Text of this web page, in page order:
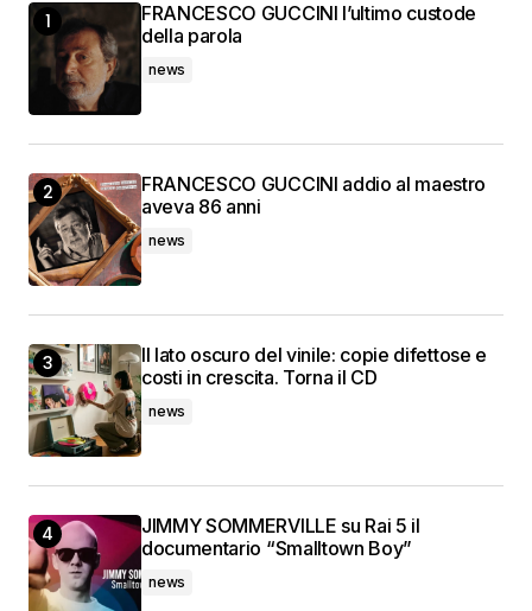
FRANCESCO GUCCINI l’ultimo custode
della parola
news
FRANCESCO GUCCINI addio al maestro
aveva 86 anni
news
Il lato oscuro del vinile: copie difettose e
costi in crescita. Torna il CD
news
JIMMY SOMMERVILLE su Rai 5 il
documentario “Smalltown Boy”
news